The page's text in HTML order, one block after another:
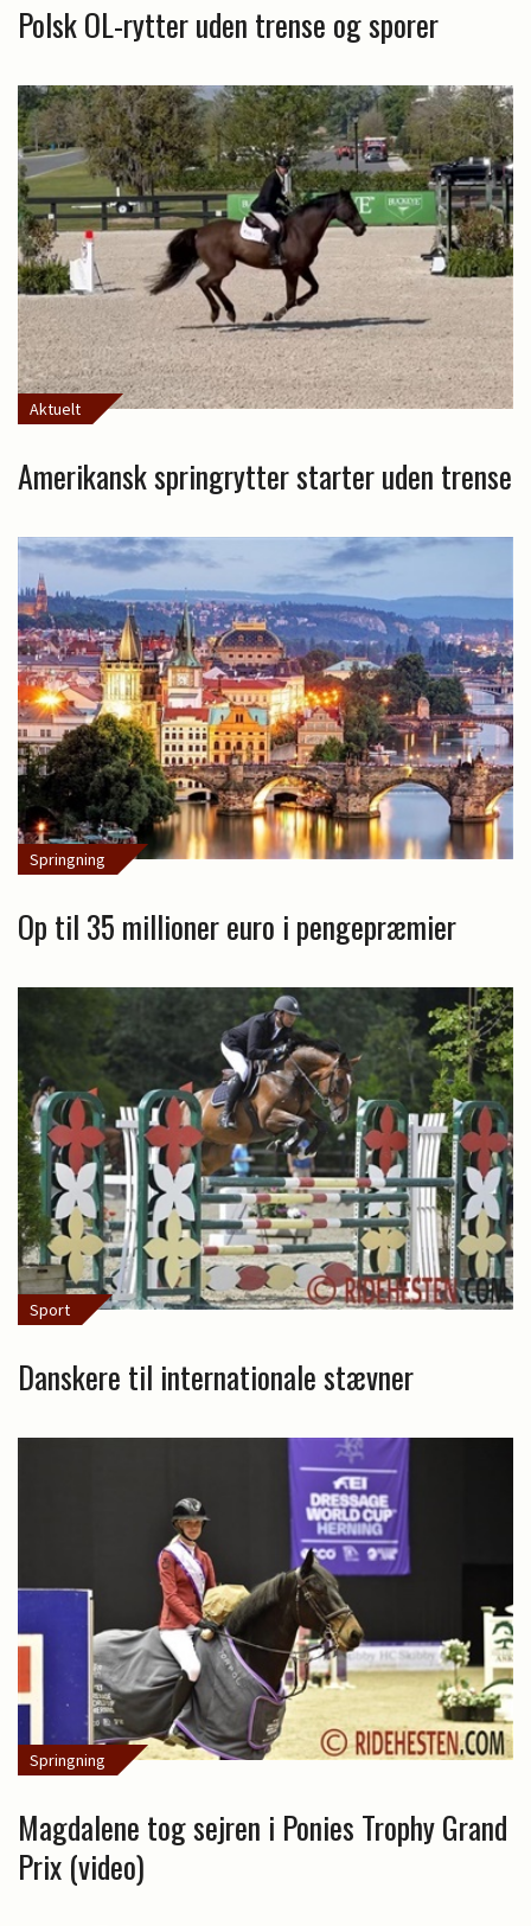
Polsk OL-rytter uden trense og sporer
Aktuelt
Amerikansk springrytter starter uden trense
Springning
Op til 35 millioner euro i pengepræmier
Sport
Danskere til internationale stævner
Springning
Magdalene tog sejren i Ponies Trophy Grand
Prix (video)